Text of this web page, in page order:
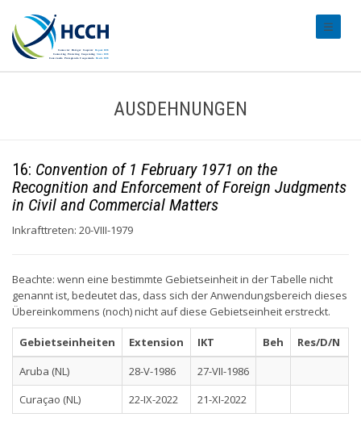
AUSDEHNUNGEN
16: Convention of 1 February 1971 on the
Recognition and Enforcement of Foreign Judgments
in Civil and Commercial Matters
Inkrafttreten: 20-VIII-1979
Beachte: wenn eine bestimmte Gebietseinheit in der Tabelle nicht
genannt ist, bedeutet das, dass sich der Anwendungsbereich dieses
Übereinkommens (noch) nicht auf diese Gebietseinheit erstreckt.
Gebietseinheiten Extension IKT Beh
Res/D/N
Aruba (NL)
28-V-1986
27-VII-1986
Curaçao (NL)
22-IX-2022 21-XI-2022